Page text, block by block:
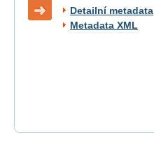
Detailní metadata
Metadata XML